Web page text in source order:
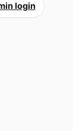
login